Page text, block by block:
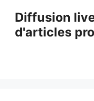
contenu
Diffusion
d'articles